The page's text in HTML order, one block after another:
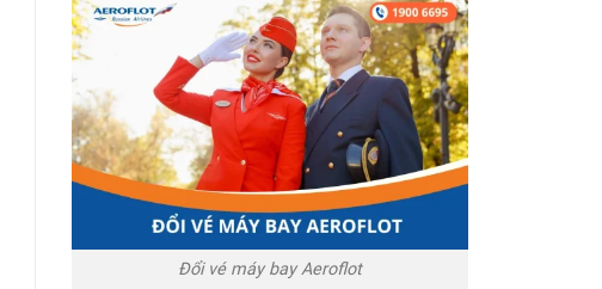
Đổi vé máy bay Aeroflot